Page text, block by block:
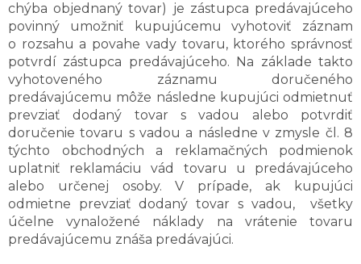
chýba objednaný tovar) je zástupca predávajúceho
povinný umožniť kupujúcemu vyhotoviť záznam
o rozsahu a povahe vady tovaru, ktorého správnosť
potvrdí zástupca predávajúceho. Na základe takto
vyhotoveného záznamu doručeného
predávajúcemu môže následne kupujúci odmietnuť
prevziať dodaný tovar s vadou alebo potvrdiť
doručenie tovaru s vadou a následne v zmysle čl. 8
týchto obchodných a reklamačných podmienok
uplatniť reklamáciu vád tovaru u predávajúceho
alebo určenej osoby. V prípade, ak kupujúci
odmietne prevziať dodaný tovar s vadou, všetky
účelne vynaložené náklady na vrátenie tovaru
predávajúcemu znáša predávajúci.